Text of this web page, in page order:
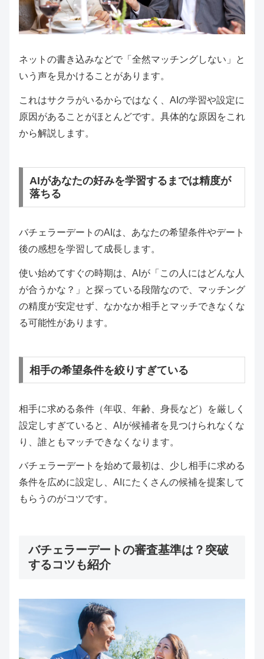
ネットの書き込みなどで「全然マッチングしない」と
いう声を見かけることがあります。
これはサクラがいるからではなく、AIの学習や設定に
原因があることがほとんどです。具体的な原因をこれ
から解説します。
AIがあなたの好みを学習するまでは精度が
落ちる
バチェラーデートのAIは、あなたの希望条件やデート
後の感想を学習して成長します。
使い始めてすぐの時期は、AIが「この人にはどんな人
が合うかな？」と探っている段階なので、マッチング
の精度が安定せず、なかなか相手とマッチできなくな
る可能性があります。
相手の希望条件を絞りすぎている
相手に求める条件（年収、年齢、身長など）を厳しく
設定しすぎていると、AIが候補者を見つけられなくな
り、誰ともマッチできなくなります。
バチェラーデートを始めて最初は、少し相手に求める
条件を広めに設定し、AIにたくさんの候補を提案して
もらうのがコツです。
バチェラーデートの審査基準は？突破
するコツも紹介